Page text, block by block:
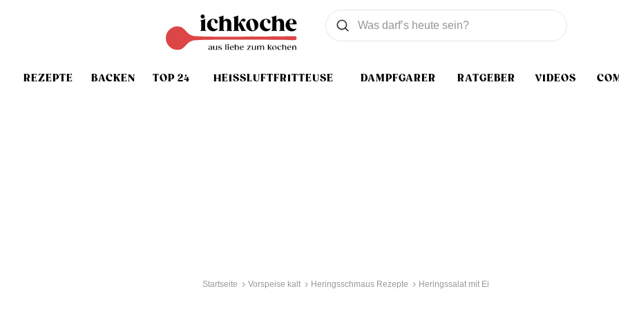
REZEPTE BACKEN TOP 24 HEISSLUFTFRITTEUSE DAMPFGARER RATGEBER VIDEOS
Was wollen Sie suchen
Suchen
Startseite Vorspeise kalt Heringsschmaus Rezepte Heringssalat mit Ei